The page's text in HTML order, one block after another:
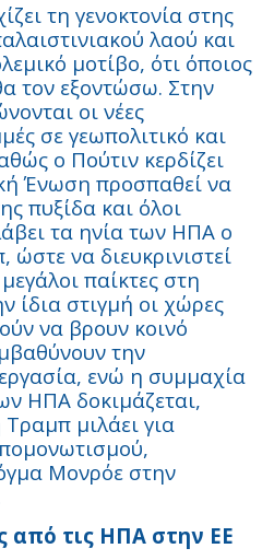
τη γενοκτονία στης
λαού και
μοτίβο, ότι όποιος
τον εξοντώσω. Στην
οι νέες
σε γεωπολιτικό και
ο Πούτιν κερδίζει
Ένωση προσπαθεί να
πυξίδα και όλοι
τα ηνία των ΗΠΑ ο
να διευκρινιστεί
παίκτες στη
ίδια στιγμή οι χώρες
να βρουν κοινό
την
ενώ η συμμαχία
ΗΠΑ δοκιμάζεται,
μιλάει για
Μονρόε στην
από τις ΗΠΑ στην ΕΕ